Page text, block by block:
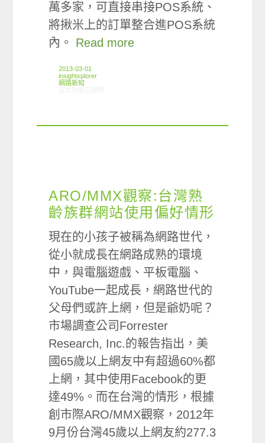
萬多家，可直接串接POS系統、
將揪米上的訂單整合進POS系統
內。 Read more
2013-03-01
insightxplorer
網路新知
ARO/MMX觀察:台灣熟
齡族群網站使用偏好情形
現在的小孩子被稱為網路世代，
從小就成長在網路成熟的環境
中，與電腦遊戲、平板電腦、
YouTube一起成長，網路世代的
父母們或許上網，但是爺奶呢？
市場調查公司Forrester
Research, Inc.的報告指出，美
國65歲以上網友中有超過60%都
上網，其中使用Facebook的更
達49%。而在台灣的情形，根據
創市際ARO/MMX觀察，2012年
9月份台灣45歲以上網友約277.3